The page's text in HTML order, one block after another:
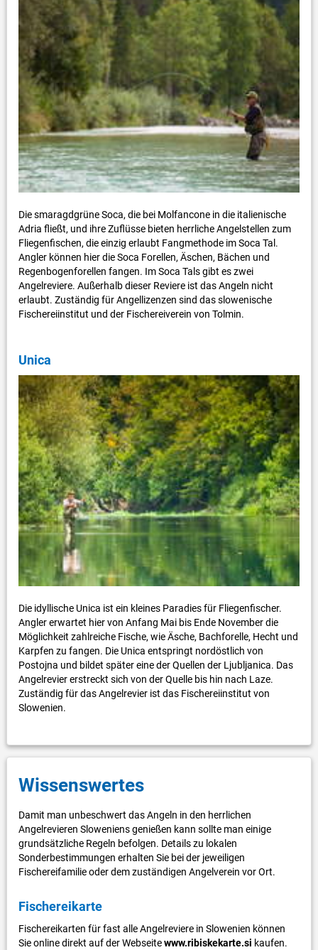
Die smaragdgrüne Soca, die bei Molfancone in die italienische
Adria fließt, und ihre Zuflüsse bieten herrliche Angelstellen zum
Fliegenfischen, die einzig erlaubt Fangmethode im Soca Tal.
Angler können hier die Soca Forellen, Äschen, Bächen und
Regenbogenforellen fangen. Im Soca Tals gibt es zwei
Angelreviere. Außerhalb dieser Reviere ist das Angeln nicht
erlaubt. Zuständig für Angellizenzen sind das slowenische
Fischereiinstitut und der Fischereiverein von Tolmin.
Unica
Die idyllische Unica ist ein kleines Paradies für Fliegenfischer.
Angler erwartet hier von Anfang Mai bis Ende November die
Möglichkeit zahlreiche Fische, wie Äsche, Bachforelle, Hecht und
Karpfen zu fangen. Die Unica entspringt nordöstlich von
Postojna und bildet später eine der Quellen der Ljubljanica. Das
Angelrevier erstreckt sich von der Quelle bis hin nach Laze.
Zuständig für das Angelrevier ist das Fischereiinstitut von
Slowenien.
Wissenswertes
Damit man unbeschwert das Angeln in den herrlichen
Angelrevieren Sloweniens genießen kann sollte man einige
grundsätzliche Regeln befolgen. Details zu lokalen
Sonderbestimmungen erhalten Sie bei der jeweiligen
Fischereifamilie oder dem zuständigen Angelverein vor Ort.
Fischereikarte
Fischereikarten für fast alle Angelreviere in Slowenien können
Sie online direkt auf der Webseitewww.ribiskekarte.si kaufen.